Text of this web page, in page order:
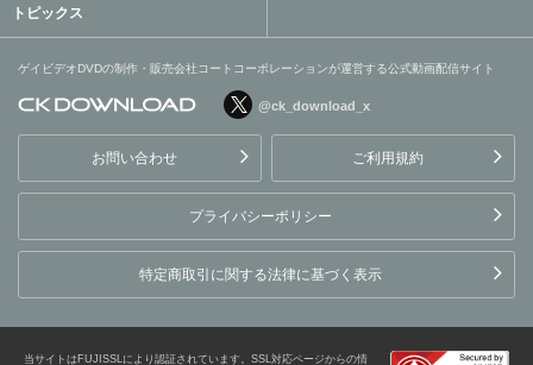
トピックス
ゲイビデオDVDの制作・販売会社コートコーポレーションが運営する公式動画配信サイト
ョンが運営する公式動画配
信サイト
@ck_download_x
お問い合わせ ご利用規約
プライバシーポリシー
特定商取引に関する法律に基づく表示
当サイトはFUJISSLにより認証されています。SSL対応ページからの情